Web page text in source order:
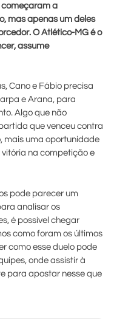
começaram a
mas apenas um deles
O Atlético-MG é o
assume
Cano e Fábio precisa
e Arana, para
Algo que não
que venceu contra
mais uma oportunidade
na competição e
pode parecer um
analisar os
é possível chegar
como foram os últimos
como esse duelo pode
onde assistir à
para apostar nesse que